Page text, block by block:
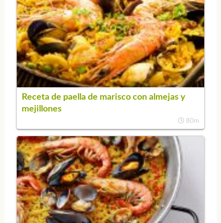
Receta de paella de marisco con almejas y
mejillones
80m